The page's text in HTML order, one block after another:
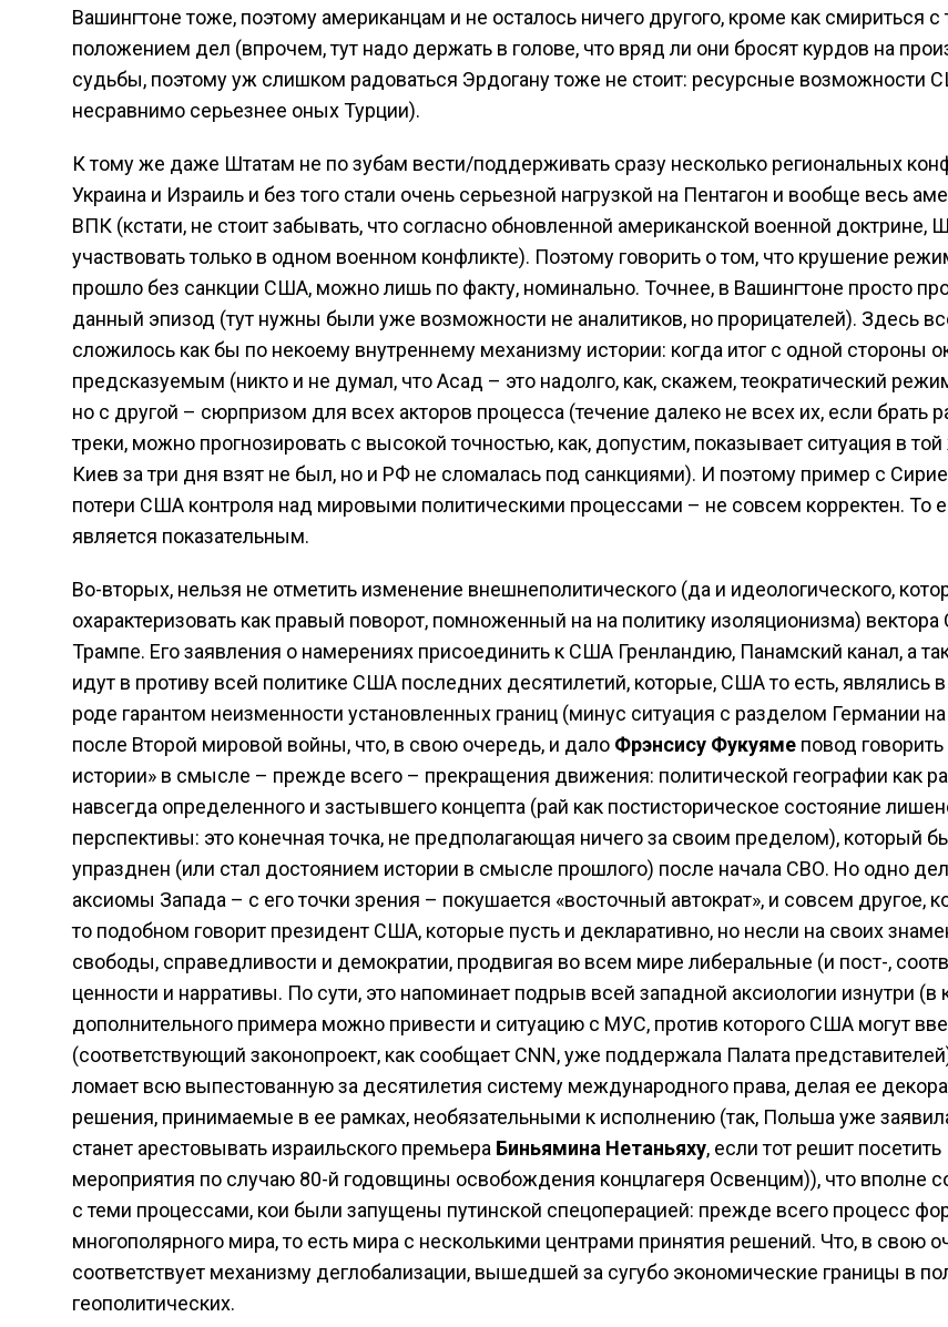
Вашингтоне тоже, поэтому американцам и не осталось ничего другого, кроме как смириться
положением дел (впрочем, тут надо держать в голове, что вряд ли они бросят курдов на
судьбы, поэтому уж слишком радоваться Эрдогану тоже не стоит: ресурсные возможности
несравнимо серьезнее оных Турции).
К тому же даже Штатам не по зубам вести/поддерживать сразу несколько региональных
Украина и Израиль и без того стали очень серьезной нагрузкой на Пентагон и вообще весь
ВПК (кстати, не стоит забывать, что согласно обновленной американской военной доктрине,
участвовать только в одном военном конфликте). Поэтому говорить о том, что крушение
прошло без санкции США, можно лишь по факту, номинально. Точнее, в Вашингтоне просто
данный эпизод (тут нужны были уже возможности не аналитиков, но прорицателей). Здесь
сложилось как бы по некоему внутреннему механизму истории: когда итог с одной стороны
предсказуемым (никто и не думал, что Асад – это надолго, как, скажем, теократический
но с другой – сюрпризом для всех акторов процесса (течение далеко не всех их, если брать
треки, можно прогнозировать с высокой точностью, как, допустим, показывает ситуация в
Киев за три дня взят не был, но и РФ не сломалась под санкциями). И поэтому пример с
потери США контроля над мировыми политическими процессами – не совсем корректен. То
является показательным.
Во-вторых, нельзя не отметить изменение внешнеполитического (да и идеологического,
охарактеризовать как правый поворот, помноженный на на политику изоляционизма)
Трампе. Его заявления о намерениях присоединить к США Гренландию, Панамский канал, а
идут в противу всей политике США последних десятилетий, которые, США то есть, являлись
роде гарантом неизменности установленных границ (минус ситуация с разделом Германии
после Второй мировой войны, что, в свою очередь, и дало Фрэнсису Фукуямеповод говорить
истории» в смысле – прежде всего – прекращения движения: политической географии как
навсегда определенного и застывшего концепта (рай как постисторическое состояние
перспективы: это конечная точка, не предполагающая ничего за своим пределом), который
упразднен (или стал достоянием истории в смысле прошлого) после начала СВО. Но одно
аксиомы Запада – с его точки зрения – покушается «восточный автократ», и совсем другое,
то подобном говорит президент США, которые пусть и декларативно, но несли на своих
свободы, справедливости и демократии, продвигая во всем мире либеральные (и пост-,
ценности и нарративы. По сути, это напоминает подрыв всей западной аксиологии изнутри (в
дополнительного примера можно привести и ситуацию с МУС, против которого США могут
(соответствующий законопроект, как сообщает CNN, уже поддержала Палата
ломает всю выпестованную за десятилетия систему международного права, делая ее
решения, принимаемые в ее рамках, необязательными к исполнению (так, Польша уже
станет арестовывать израильского премьера Биньямина Нетаньяху, если тот решит посетить
мероприятия по случаю 80-й годовщины освобождения концлагеря Освенцим)), что вполне
с теми процессами, кои были запущены путинской спецоперацией: прежде всего процесс
многополярного мира, то есть мира с несколькими центрами принятия решений. Что, в свою
соответствует механизму деглобализации, вышедшей за сугубо экономические границы в
геополитических.